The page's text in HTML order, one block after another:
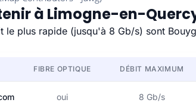
à Limogne-en-
plus rapide (jusqu'à 8 Gb/s) sont
FIBRE OPTIQUE DÉBIT MAXIMUM
oui 8 Gb/s